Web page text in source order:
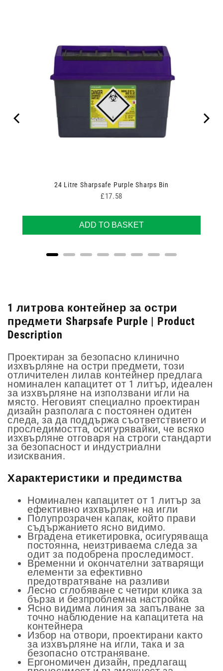
24 Litre Sharpsafe Purple Sharps Bin
Price
£17.58
ADD TO BASKET
1 литрова контейнер за остри
предмети Sharpsafe Purple | Product
Description
Проектиран за безопасно клинично
изхвърляне на остри предмети, този
отличителен лилав контейнер предлага
номинален капацитет от 1 литър, идеален
за изхвърляне на използвани игли на
място. Неговият специално проектиран
дизайн разполага с постоянен одитен
следа, за да поддържа съответствието и
проследимостта, осигурявайки, че всяко
изхвърляне отговаря на строги стандарти
за безопасност и индустриални
изисквания.
Характеристики и предимства
Номинален капацитет от 1 литър за
ефективно изхвърляне на игли
Полупрозрачен капак, който прави
съдържанието ясно видимо.
Вградена етикетировка, осигуряваща
постоянна, неизтриваема следа за
одит за подобрена проследимост.
Временни и окончателни затварящи
елементи за ефективно
предотвратяване на разливи
Лесно сглобяване с четири клика за
бърза и безпроблемна настройка
Ясно видима линия за запълване за
точно наблюдение на капацитета на
контейнера
Избор на отвори, проектирани както
за изхвърляне на игли, така и за
безопасно отстраняване.
Ергономичен дизайн, предлагащ